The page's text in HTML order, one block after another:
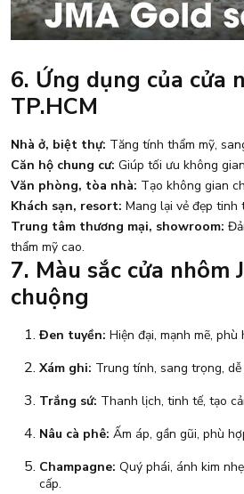
6. Ứng dụng của cửa
TP.HCM
Nhà ở, biệt thự: Tăng tính thẩm mỹ,
Căn hộ chung cư: Giúp tối ưu không
Văn phòng, tòa nhà: Tạo không gian
Khách sạn, resort: Mang lại vẻ đẹp tinh
Trung tâm thương mại, showroom:
thẩm mỹ cao.
7. Màu sắc cửa nhôm
chuộng
Đen tuyền: Hiện đại, mạnh mẽ,
Xám ghi: Trung tính, sang trọng,
Trắng sứ: Thanh lịch, tinh tế, tạo
Nâu cà phê: Ấm áp, gần gũi, phù
Champagne: Quý phái, ánh kim
cấp.